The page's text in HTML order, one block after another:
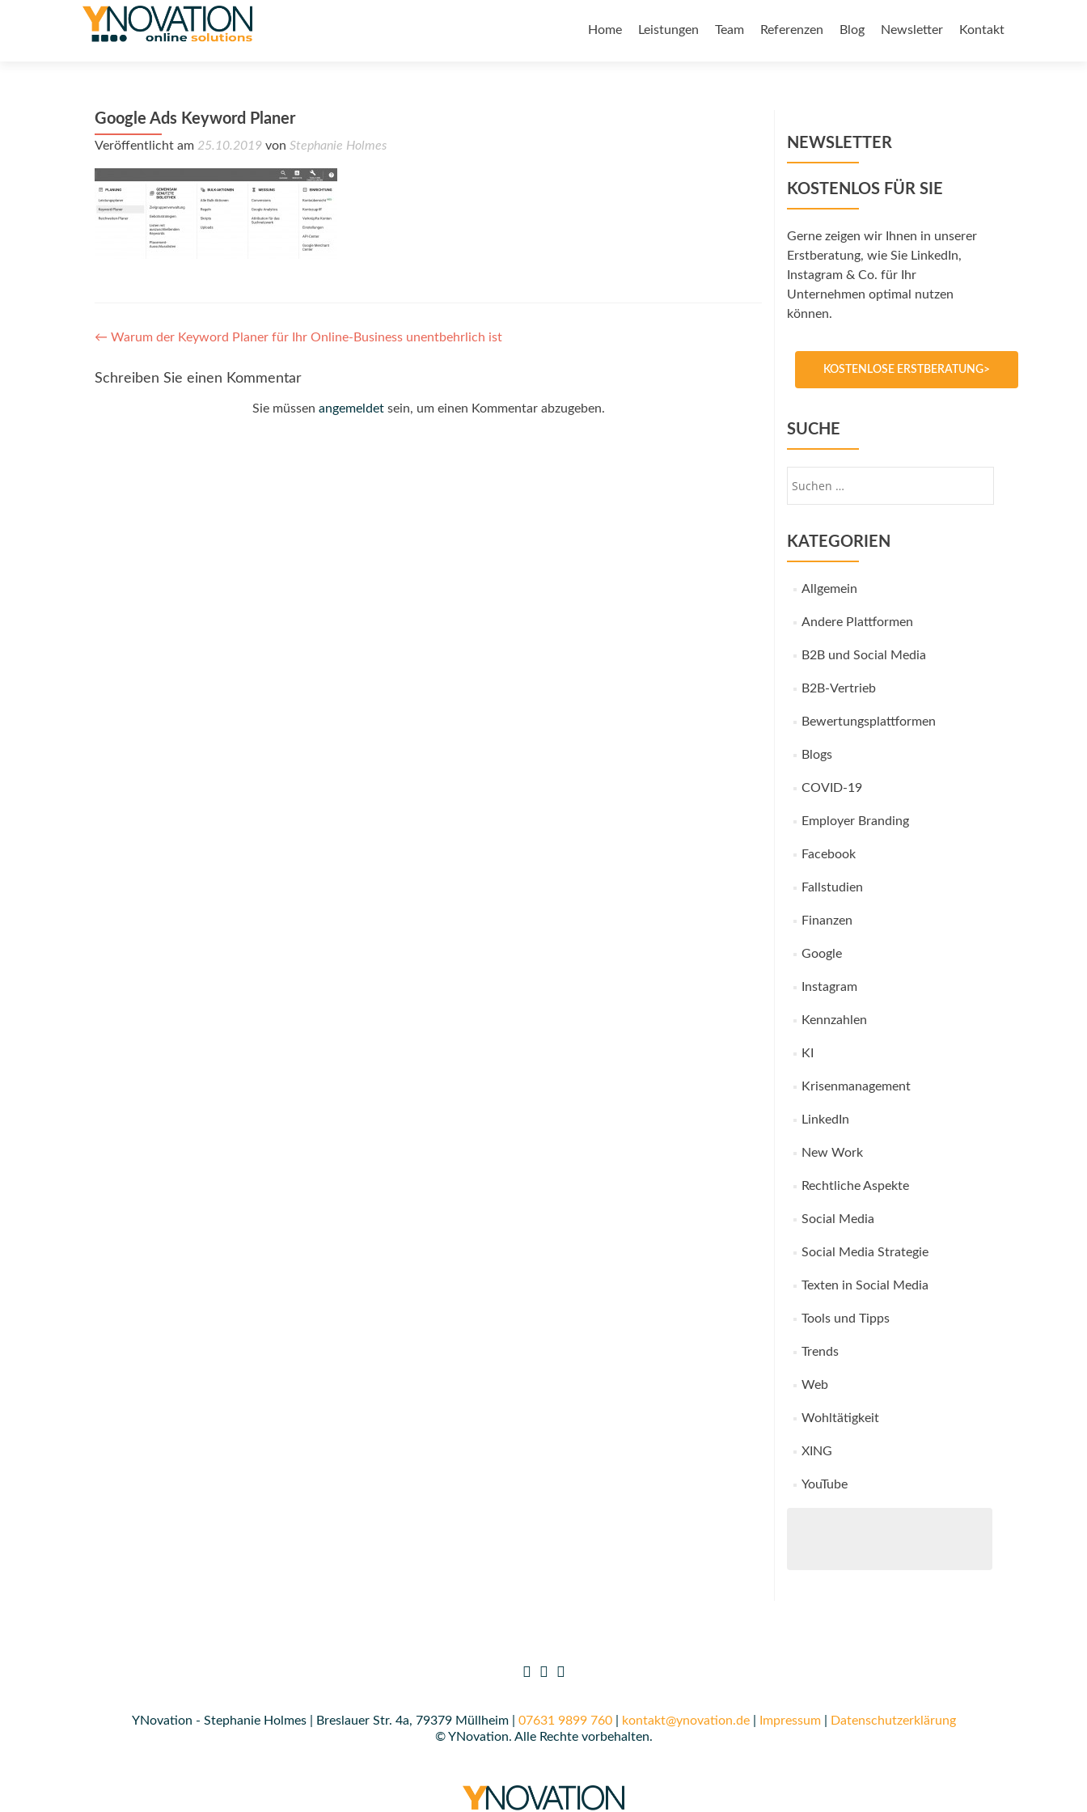
Home Leistungen Team Referenzen Blog Newsletter Kontakt
Google Ads Keyword Planer
Veröffentlicht am 25.10.2019 von Stephanie Holmes
Post
navigation
← Warum der Keyword Planer für Ihr Online-Business unentbehrlich ist
Schreiben Sie einen Kommentar
Sie müssen angemeldetsein, um einen Kommentar abzugeben.
NEWSLETTER
KOSTENLOS FÜR SIE
Gerne zeigen wir Ihnen in unserer
Erstberatung, wie Sie LinkedIn,
Instagram & Co. für Ihr
Unternehmen optimal nutzen
können.
KOSTENLOSE ERSTBERATUNG>
SUCHE
KATEGORIEN
Allgemein
Andere Plattformen
B2B und Social Media
B2B-Vertrieb
Bewertungsplattformen
Blogs
COVID-19
Employer Branding
Facebook
Fallstudien
Finanzen
Google
Instagram
Kennzahlen
KI
Krisenmanagement
LinkedIn
New Work
Rechtliche Aspekte
Social Media
Social Media Strategie
Texten in Social Media
Tools und Tipps
Trends
Web
Wohltätigkeit
XING
YouTube
YNovation - Stephanie Holmes | Breslauer Str. 4a, 79379 Müllheim | 07631 9899 760| kontakt@ynovation.de| Impressum|
Datenschutzerklärung
© YNovation. Alle Rechte vorbehalten.